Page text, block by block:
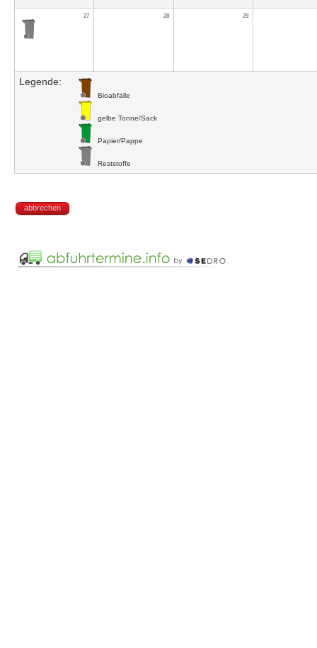
27 28 29
Legende:
Bioabfälle
gelbe Tonne/Sack
Papier/Pappe
Reststoffe
abbrechen